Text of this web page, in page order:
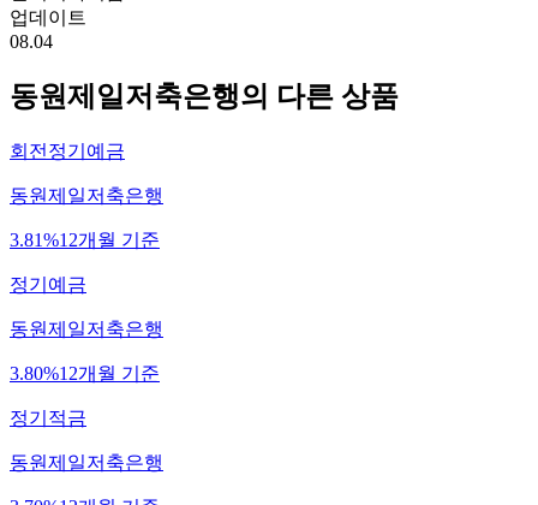
업데이트
08.04
동원제일저축은행의 다른 상품
회전정기예금
동원제일저축은행
3.81%12개월 기준
정기예금
동원제일저축은행
3.80%12개월 기준
정기적금
동원제일저축은행